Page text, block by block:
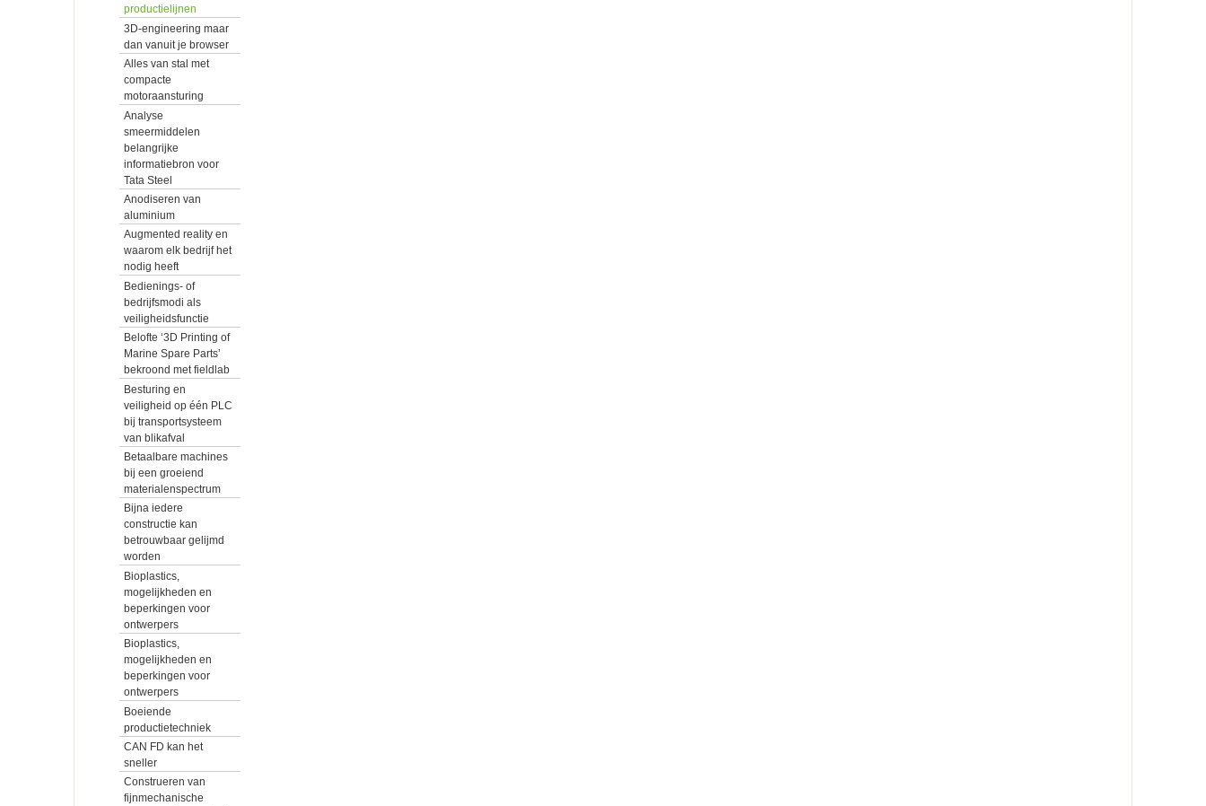
productielijnen
3D-engineering maar
dan vanuit je browser
Alles van stal met
compacte
motoraansturing
Analyse
smeermiddelen
belangrijke
informatiebron voor
Tata Steel
Anodiseren van
aluminium
Augmented reality en
waarom elk bedrijf het
nodig heeft
Bedienings- of
bedrijfsmodi als
veiligheidsfunctie
Belofte ‘3D Printing of
Marine Spare Parts’
bekroond met fieldlab
Besturing en
veiligheid op één PLC
bij transportsysteem
van blikafval
Betaalbare machines
bij een groeiend
materialenspectrum
Bijna iedere
constructie kan
betrouwbaar gelijmd
worden
Bioplastics,
mogelijkheden en
beperkingen voor
ontwerpers
Bioplastics,
mogelijkheden en
beperkingen voor
ontwerpers
Boeiende
productietechniek
CAN FD kan het
sneller
Construeren van
fijnmechanische